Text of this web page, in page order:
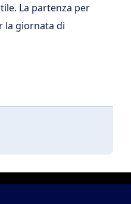
La partenza per
la giornata di